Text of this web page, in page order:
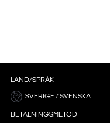
LAND/SPRÅK
SVERIGE / SVENSKA
BETALNINGSMETOD